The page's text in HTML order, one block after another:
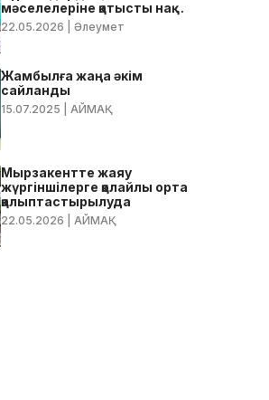
мәселелеріне қатысты нақты
тапсырмалар берді
22.05.2026 | Әлеумет
Жамбылға жаңа әкім
сайланды
15.07.2025 | АЙМАҚ
Мырзакентте жаяу
жүргіншілерге қолайлы орта
қалыптастырылуда
22.05.2026 | АЙМАҚ